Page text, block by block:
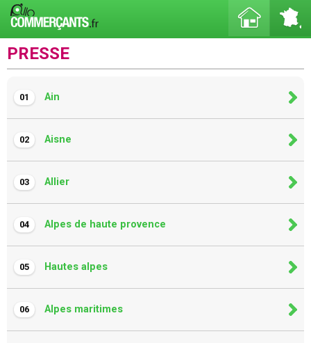
PRESSE
01 Ain
02 Aisne
03 Allier
04 Alpes de haute provence
05 Hautes alpes
06 Alpes maritimes